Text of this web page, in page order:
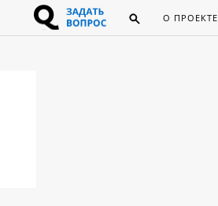
О ПРОЕКТЕ